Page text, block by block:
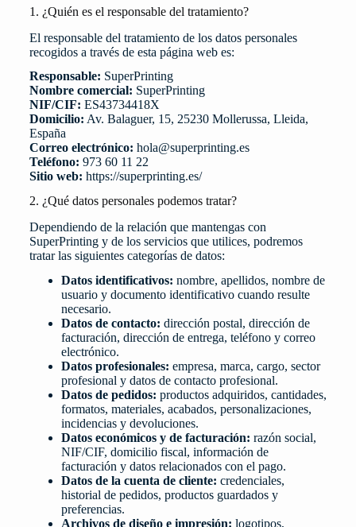
1. ¿Quién es el responsable del tratamiento?
El responsable del tratamiento de los datos personales
recogidos a través de esta página web es:
Responsable: SuperPrinting
Nombre comercial: SuperPrinting
NIF/CIF: ES43734418X
Domicilio: Av. Balaguer, 15, 25230 Mollerussa, Lleida,
España
Correo electrónico: hola@superprinting.es
Teléfono: 973 60 11 22
Sitio web: https://superprinting.es/
2. ¿Qué datos personales podemos tratar?
Dependiendo de la relación que mantengas con
SuperPrinting y de los servicios que utilices, podremos
tratar las siguientes categorías de datos:
Datos identificativos: nombre, apellidos, nombre de
usuario y documento identificativo cuando resulte
necesario.
Datos de contacto: dirección postal, dirección de
facturación, dirección de entrega, teléfono y correo
electrónico.
Datos profesionales: empresa, marca, cargo, sector
profesional y datos de contacto profesional.
Datos de pedidos: productos adquiridos, cantidades,
formatos, materiales, acabados, personalizaciones,
incidencias y devoluciones.
Datos económicos y de facturación: razón social,
NIF/CIF, domicilio fiscal, información de
facturación y datos relacionados con el pago.
Datos de la cuenta de cliente: credenciales,
historial de pedidos, productos guardados y
preferencias.
Archivos de diseño e impresión: logotipos,